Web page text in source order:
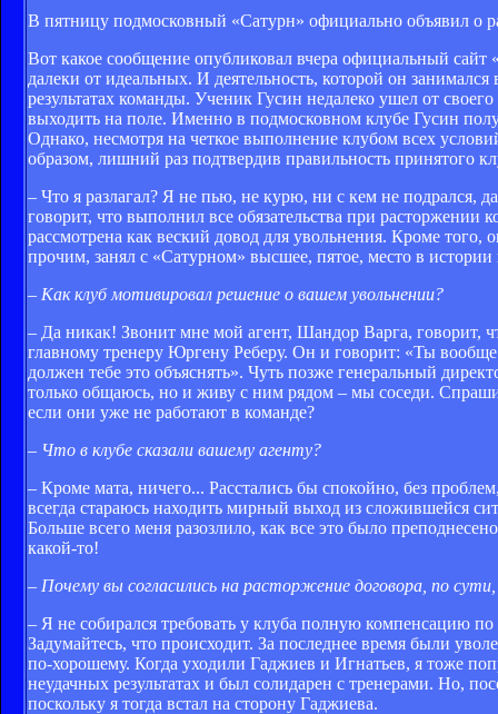
В пятницу подмосковный «Сатурн» официально объявил о
Вот какое сообщение опубликовал вчера официальный сайт
далеки от идеальных. И деятельность, которой он
результатах команды. Ученик Гусин недалеко ушел от
выходить на поле. Именно в подмосковном клубе Гусин
Однако, несмотря на четкое выполнение клубом всех
образом, лишний раз подтвердив правильность принятого
– Что я разлагал? Я не пью, не курю, ни с кем не подрался,
говорит, что выполнил все обязательства при
рассмотрена как веский довод для увольнения. Кроме
прочим, занял с «Сатурном» высшее, пятое, место в истории
– Как клуб мотивировал решение о вашем увольнении?
– Да никак! Звонит мне мой агент, Шандор Варга, говорит,
главному тренеру Юргену Реберу. Он и говорит: «Ты
должен тебе это объяснять». Чуть позже генеральный
только общаюсь, но и живу с ним рядом – мы соседи.
если они уже не работают в команде?
– Что в клубе сказали вашему агенту?
– Кроме мата, ничего... Расстались бы спокойно, без
всегда стараюсь находить мирный выход из сложившейся
Больше всего меня разозлило, как все это было
какой-то!
– Почему вы согласились на расторжение договора, по
– Я не собирался требовать у клуба полную компенсацию
Задумайтесь, что происходит. За последнее время были
по-хорошему. Когда уходили Гаджиев и Игнатьев, я тоже
неудачных результатах и был солидарен с тренерами. Но,
поскольку я тогда встал на сторону Гаджиева.